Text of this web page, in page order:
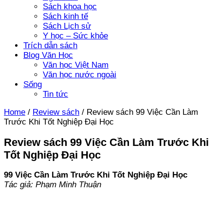
Sách khoa học
Sách kinh tế
Sách Lịch sử
Y học – Sức khỏe
Trích dẫn sách
Blog Văn Học
Văn học Việt Nam
Văn học nước ngoài
Sống
Tin tức
Home / Review sách / Review sách 99 Việc Cần Làm
Trước Khi Tốt Nghiệp Đại Học
Review sách 99 Việc Cần Làm Trước Khi
Tốt Nghiệp Đại Học
99 Việc Cần Làm Trước Khi Tốt Nghiệp Đại Học
Tác giả: Phạm Minh Thuận